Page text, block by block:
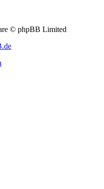
© phpBB Limited